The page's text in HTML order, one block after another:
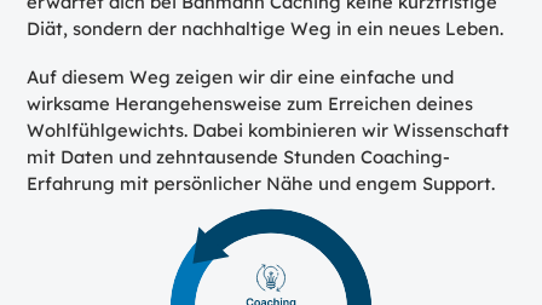
Diät, sondern der nachhaltige Weg in ein neues Leben.
Auf diesem Weg zeigen wir dir eine einfache und
wirksame Herangehensweise zum Erreichen deines
Wohlfühlgewichts. Dabei kombinieren wir Wissenschaft
mit Daten und zehntausende Stunden Coaching-
Erfahrung mit persönlicher Nähe und engem Support.